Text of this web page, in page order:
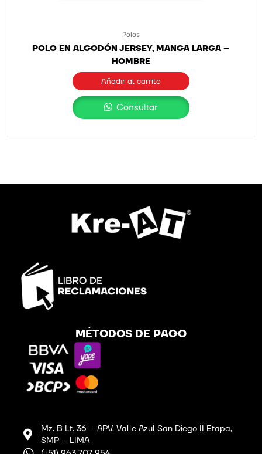
Polos
POLO EN ALGODÓN JERSEY, MANGA LARGA –
HOMBRE
Añadir al carrito
Consultar
MÉTODOS DE PAGO
Mz. B Lt. 36 – APV. Valle Azul San Diego II Etapa,
SMP – LIMA